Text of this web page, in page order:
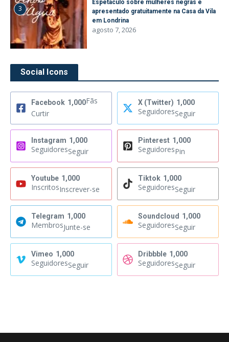
3
Espetáculo sobre mulheres negras é
apresentado gratuitamente na Casa da Vila
em Londrina
agosto 7, 2026
Social Icons
Facebook 1,000Fãs
Curtir
X (Twitter) 1,000
SeguidoresSeguir
Instagram 1,000
SeguidoresSeguir
Pinterest 1,000
SeguidoresPin
Youtube 1,000
InscritosInscrever-se
Tiktok 1,000
SeguidoresSeguir
Telegram 1,000
MembrosJunte-se
Soundcloud 1,000
SeguidoresSeguir
Vimeo 1,000
SeguidoresSeguir
Dribbble 1,000
SeguidoresSeguir